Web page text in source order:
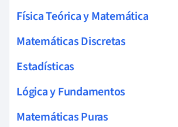
Física Teórica y Matemática
Matemáticas Discretas
Estadísticas
Lógica y Fundamentos
Matemáticas Puras